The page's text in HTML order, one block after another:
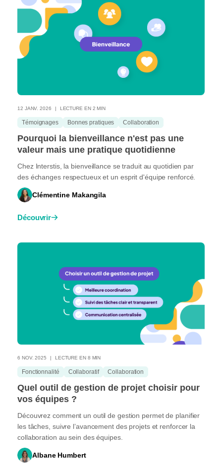
12 JANV. 2026 LECTURE EN 2 MIN
Témoignages Bonnes pratiques Collaboration
Pourquoi la bienveillance n'est pas une
valeur mais une pratique quotidienne
Chez Interstis, la bienveillance se traduit au quotidien par
des échanges respectueux et un esprit d'équipe renforcé.
Clémentine Makangila
Découvrir
6 NOV. 2025 LECTURE EN 8 MIN
Fonctionnalité Collaboratif Collaboration
Quel outil de gestion de projet choisir pour
vos équipes ?
Découvrez comment un outil de gestion permet de planifier
les tâches, suivre l’avancement des projets et renforcer la
collaboration au sein des équipes.
Albane Humbert